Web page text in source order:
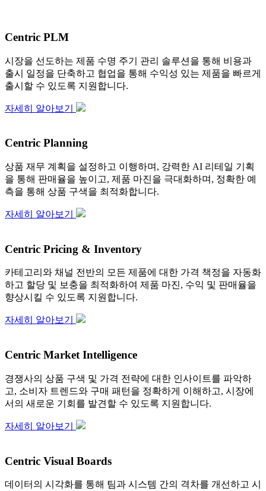
Centric PLM
시장을 선도하는 제품 수명 주기 관리 솔루션을 통해 비용과
출시 일정을 단축하고 협업을 통해 수익성 있는 제품을 빠르게
출시할 수 있도록 지원합니다.
자세히 알아보기
Centric Planning
상품 재무 계획을 설정하고 이행하며, 강력한 AI 리테일 기획
을 통해 판매율을 높이고, 제품 마진을 극대화하며, 정확한 예
측을 통해 상품 구색을 최적화합니다.
자세히 알아보기
Centric Pricing & Inventory
카테고리와 채널 전반의 모든 제품에 대한 가격 책정을 자동화
하고 할당 및 보충을 최적화하여 제품 마진, 수익 및 판매율을
향상시킬 수 있도록 지원합니다.
자세히 알아보기
Centric Market Intelligence
경쟁사의 상품 구색 및 가격 전략에 대한 인사이트를 파악하
고, 소비자 트렌드와 구매 패턴을 정확하게 이해하고, 시장에
서의 새로운 기회를 발견할 수 있도록 지원합니다.
자세히 알아보기
Centric Visual Boards
데이터의 시각화를 통해 팀과 시스템 간의 격차를 개선하고 시